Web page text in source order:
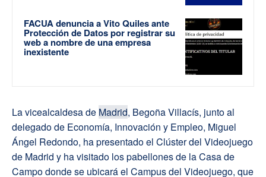
FACUA denuncia a Vito Quiles ante
Protección de Datos por registrar su
web a nombre de una empresa
inexistente
La vicealcaldesa de Madrid, Begoña Villacís, junto al
delegado de Economía, Innovación y Empleo, Miguel
Ángel Redondo, ha presentado el Clúster del Videojuego
de Madrid y ha visitado los pabellones de la Casa de
Campo donde se ubicará el Campus del Videojuego, que